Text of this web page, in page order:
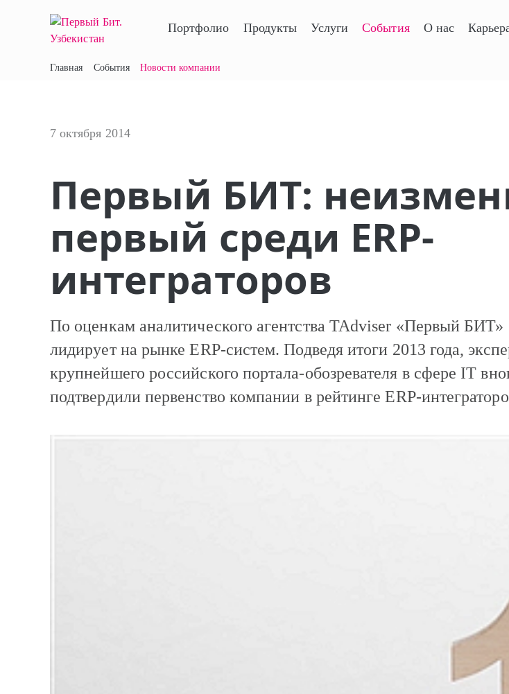
Портфолио Продукты Услуги События О нас
Главная События Новости компании
7 октября 2014
Первый БИТ:
первый среди ERP-
интеграторов
По оценкам аналитического агентства TAdviser «Первый БИТ»
лидирует на рынке ERP-систем. Подведя итоги 2013 года,
крупнейшего российского портала-обозревателя в сфере IT
подтвердили первенство компании в рейтинге ERP-